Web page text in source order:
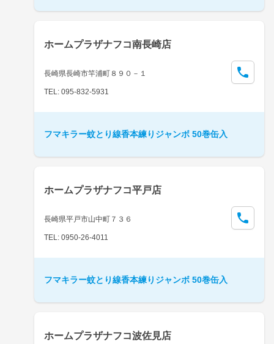
ホームプラザナフコ南長崎店
長崎県長崎市竿浦町８９０－１
TEL: 095-832-5931
フマキラー蚊とり線香本練りジャンボ 50巻缶入
ホームプラザナフコ平戸店
長崎県平戸市山中町７３６
TEL: 0950-26-4011
フマキラー蚊とり線香本練りジャンボ 50巻缶入
ホームプラザナフコ波佐見店